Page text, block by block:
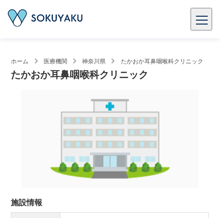
ホーム 医療機関 神奈川県 たかおか耳鼻咽喉科クリニック
たかおか耳鼻咽喉科クリニック
施設情報